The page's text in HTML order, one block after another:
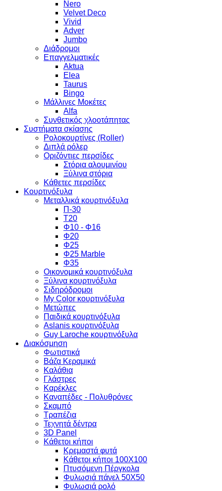
Nero
Velvet Deco
Vivid
Adver
Jumbo
Διάδρομοι
Επαγγελματικές
Aktua
Elea
Taurus
Bingo
Μάλλινες Μοκέτες
Alfa
Συνθετικός χλοοτάπητας
Συστήματα σκίασης
Ρολοκουρτίνες (Roller)
Διπλά ρόλερ
Οριζόντιες περσίδες
Στόρια αλουμινίου
Ξύλινα στόρια
Κάθετες περσίδες
Κουρτινόξυλα
Μεταλλικά κουρτινόξυλα
Π-30
Τ20
Φ10 - Φ16
Φ20
Φ25
Φ25 Marble
Φ35
Οικονομικά κουρτινόξυλα
Ξύλινα κουρτινόξυλα
Σιδηρόδρομοι
My Color κουρτινόξυλα
Μετώπες
Παιδικά κουρτινόξυλα
Aslanis κουρτινόξυλα
Guy Laroche κουρτινόξυλα
Διακόσμηση
Φωτιστικά
Βάζα Κεραμικά
Καλάθια
Γλάστρες
Καρέκλες
Καναπέδες - Πολυθρόνες
Σκαμπό
Τραπέζια
Τεχνητά δέντρα
3D Panel
Κάθετοι κήποι
Κρεμαστά φυτά
Κάθετοι κήποι 100Χ100
Πτυσόμενη Πέργκολα
Φυλωσιά πάνελ 50Χ50
Φυλωσιά ρολό